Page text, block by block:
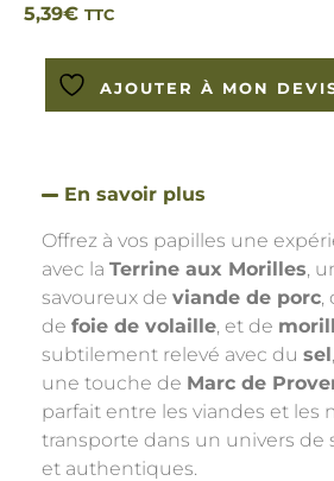
5,39€ TTC
AJOUTER À MON
En savoir plus
Offrez à vos papilles une
avec la Terrine aux Morilles,
savoureux de viande de porc,
de foie de volaille, et de
subtilement relevé avec du sel
une touche de Marc de
parfait entre les viandes et les
transporte dans un univers de
et authentiques.